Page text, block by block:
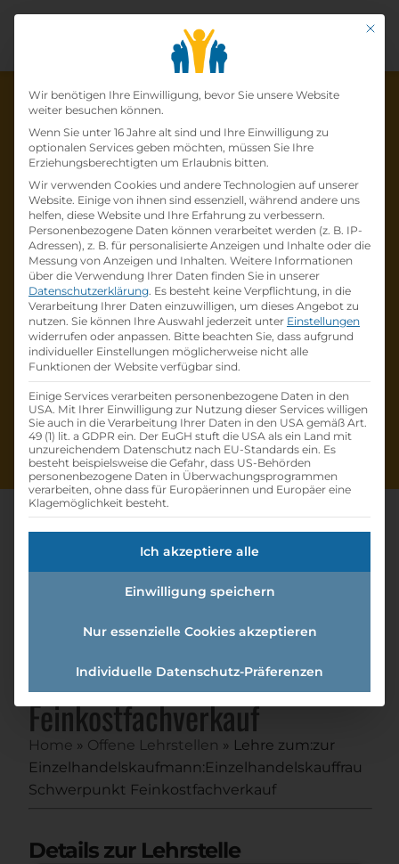
Die Lehrstelle wurde schon
besetzt!
Die LehrstelleLehre zum:zur
Einzelhandelskaufmann:Einzelhandelskauffr
au Schwerpunkt Feinkostfachverkaufbei
BILLA AGist schonbesetzt.
Firmenprofil besuchen
Andere Lehrstelle suchen
Lehre Zum:zur
Einzelhandelskaufmann:einzel
handelskauffrau
Schwerpunkt
Feinkostfachverkauf
Home » Offene Lehrstellen » Lehre zum:zur
Einzelhandelskaufmann:Einzelhandelskauffrau
Schwerpunkt Feinkostfachverkauf
Details zur Lehrstelle
Mit
Datenschutz-
Wir benötigen Ihre Einwilligung, bevor Sie unsere Website
weiter besuchen können.
Wenn Sie unter 16 Jahre alt sind und Ihre Einwilligung zu
optionalen Services geben möchten, müssen Sie Ihre
Erziehungsberechtigten um Erlaubnis bitten.
Wir verwenden Cookies und andere Technologien auf unserer
Website. Einige von ihnen sind essenziell, während andere uns
helfen, diese Website und Ihre Erfahrung zu verbessern.
Personenbezogene Daten können verarbeitet werden (z. B. IP-
Adressen), z. B. für personalisierte Anzeigen und Inhalte oder die
Messung von Anzeigen und Inhalten. Weitere Informationen
über die Verwendung Ihrer Daten finden Sie in unserer
Datenschutzerklärung. Es besteht keine Verpflichtung, in die
Verarbeitung Ihrer Daten einzuwilligen, um dieses Angebot zu
nutzen. Sie können Ihre Auswahl jederzeit unter Einstellungen
widerrufen oder anpassen. Bitte beachten Sie, dass aufgrund
individueller Einstellungen möglicherweise nicht alle
Funktionen der Website verfügbar sind.
Einige Services verarbeiten personenbezogene Daten in den
USA. Mit Ihrer Einwilligung zur Nutzung dieser Services willigen
Sie auch in die Verarbeitung Ihrer Daten in den USA gemäß Art.
49 (1) lit. a GDPR ein. Der EuGH stuft die USA als ein Land mit
unzureichendem Datenschutz nach EU-Standards ein. Es
besteht beispielsweise die Gefahr, dass US-Behörden
personenbezogene Daten in Überwachungsprogrammen
verarbeiten, ohne dass für Europäerinnen und Europäer eine
Klagemöglichkeit besteht.
Ich akzeptiere alle
Einwilligung speichern
Nur essenzielle Cookies akzeptieren
Individuelle Datenschutz-Präferenzen